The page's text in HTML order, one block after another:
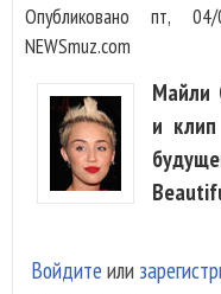
Опубликованопт,
NEWSmuz.com
Майли
и
Войдите или